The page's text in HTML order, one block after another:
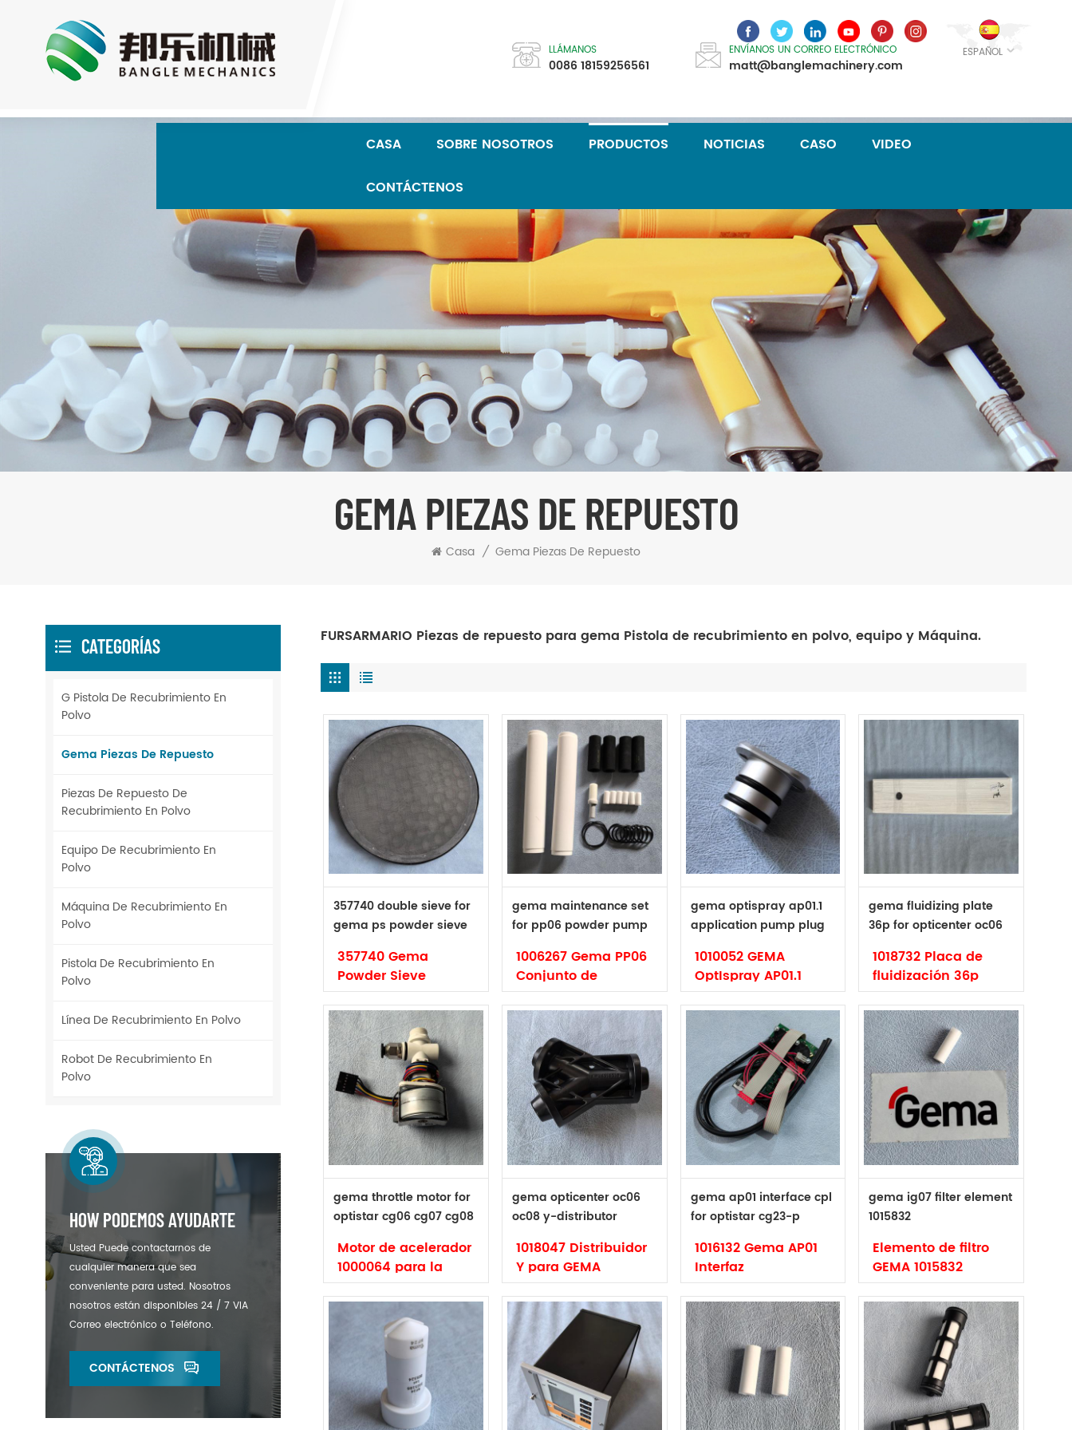
ESPAÑOL
LLÁMANOS
0086 18159256561
ENVÍANOS UN CORREO ELECTRÓNICO
matt@banglemachinery.com
CASA SOBRE NOSOTROS PRODUCTOS NOTICIAS CASO VIDEO
CONTÁCTENOS
GEMA PIEZAS DE REPUESTO
Casa / Gema Piezas De Repuesto
FURSARMARIO Piezas de repuesto para gema Pistola de recubrimiento en polvo, equipo y Máquina.
357740 double sieve for
gema ps powder sieve
357740 Gema
Powder Sieve
Machine Doble
Sieve
Marca: Gema
Código: 357740
Tipo: original y no
original
357740 Doble tamiz
para la máquina de
tamiz de polvo
Gema PS
gema maintenance set
for pp06 powder pump
1006267 Gema PP06
Conjunto de
mantenimiento de
la bomba
Marca: Gema
Código: 1006267
Tipo: original y no
original
Gema
Mantenimiento
Conjunto para la
bomba de polvo
PP06 1006267
gema optispray ap01.1
application pump plug
1010052 GEMA
OptIspray AP01.1
ENQUENTO DE LA
APLICACIÓN
Marca: Gema
Código: 1010052
Tipo: original y no
original
Gema OptIspray
AP01.1 Bomba de
aplicación enchufe
1010052
gema fluidizing plate
36p for opticenter oc06
1018732 Placa de
fluidización 36p
para GEMA
OPTICENTER OC06
Marca: Gema
Código: 1018732
Tipo: original y no
original
GEMA 1018732 Placa
de fluidización 36P
para Opticenter
OC06 OC07 OC08
gema throttle motor for
optistar cg06 cg07 cg08
Motor de acelerador
1000064 para la
unidad de control
de Optista Gema
Marca: Gema
Código: 1000064
Tipo: original y no
original
Motor de acelerador
GEMA para OptiStar
gema opticenter oc06
oc08 y-distributor
1018047 Distribuidor
Y para GEMA
OPTICENTER OC06
Marca: Gema
Código: 1018047
Tipo: original
Distribuidor GEMA Y
para Opticenter
OC02 OC06 OC08
gema ap01 interface cpl
for optistar cg23-p
1016132 Gema AP01
Interfaz
Marca: Gema
Código: 1016132
Tipo: original
1016132 GEMA AP01
Interfaz CPL para
OptiStar CG23-P
CG24-CP
gema ig07 filter element
1015832
Elemento de filtro
GEMA 1015832
Marca: Gema
Código: 1015832
Tipo: original y no
original
Elemento de filtro
GEMA para el
inyector de polvo
GEMA Optiflow IG07
CATEGORÍAS
G Pistola De Recubrimiento En
Polvo
Gema Piezas De Repuesto
Piezas De Repuesto De
Recubrimiento En Polvo
Equipo De Recubrimiento En
Polvo
Máquina De Recubrimiento En
Polvo
Pistola De Recubrimiento En
Polvo
Línea De Recubrimiento En Polvo
Robot De Recubrimiento En
Polvo
HOW PODEMOS AYUDARTE
Usted Puede contactarnos de
cualquier manera que sea
conveniente para usted. Nosotros
nosotros están disponibles 24 / 7 VIA
Correo electrónico o Teléfono.
CONTÁCTENOS